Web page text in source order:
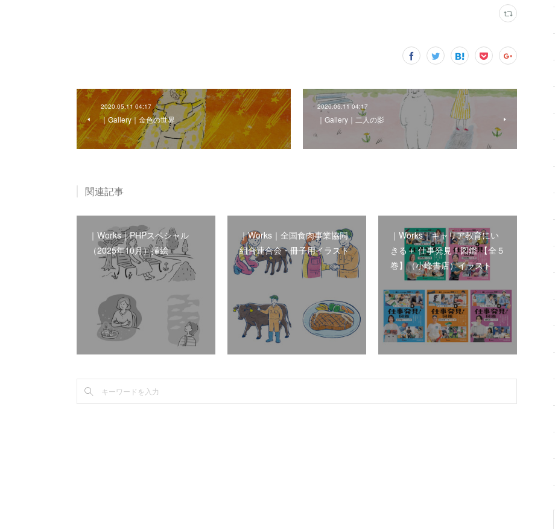
2020.05.11 04:17
｜Gallery｜金色の世界
2020.05.11 04:17
｜Gallery｜二人の影
関連記事
｜Works｜PHPスペシャル
（2025年10月）挿絵
｜Works｜全国食肉事業協同
組合連合会・冊子用イラスト
｜Works｜キャリア教育にい
きる＋ 仕事発見！図鑑 【全５
巻】（小峰書店）イラスト